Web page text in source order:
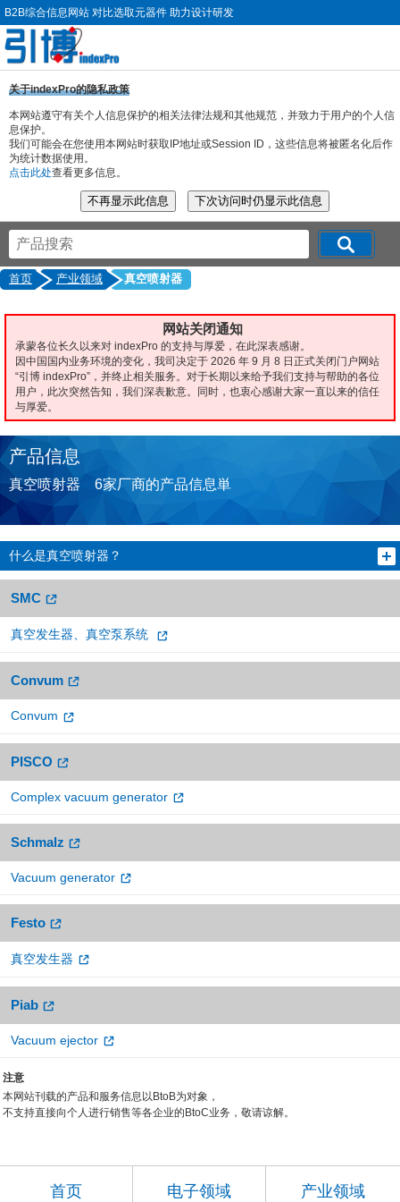
B2B综合信息网站 对比选取元器件 助力设计研发
关于indexPro的隐私政策
本网站遵守有关个人信息保护的相关法律法规和其他规范，并致力于用户的个人信
息保护。
我们可能会在您使用本网站时获取IP地址或Session ID，这些信息将被匿名化后作
为统计数据使用。
点击此处查看更多信息。
首页 产业领域 真空喷射器
网站关闭通知
承蒙各位长久以来对 indexPro 的支持与厚爱，在此深表感谢。
因中国国内业务环境的变化，我司决定于 2026 年 9 月 8 日正式关闭门户网站
“引博 indexPro”，并终止相关服务。对于长期以来给予我们支持与帮助的各位
用户，此次突然告知，我们深表歉意。同时，也衷心感谢大家一直以来的信任
与厚爱。
产品信息
真空喷射器 6家厂商的产品信息単
什么是真空喷射器？
SMC
真空发生器、真空泵系统
Convum
Convum
PISCO
Complex vacuum generator
Schmalz
Vacuum generator
Festo
真空发生器
Piab
Vacuum ejector
注意
本网站刊载的产品和服务信息以BtoB为对象，
不支持直接向个人进行销售等各企业的BtoC业务，敬请谅解。
首页 电子领域 产业领域